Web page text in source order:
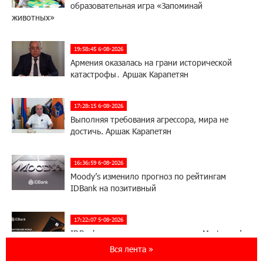
образовательная игра «Запоминай
животных»
19:58:45 6-08-2026
Армения оказалась на грани исторической
катастрофы․ Аршак Карапетян
17:28:15 6-08-2026
Выполняя требования агрессора, мира не
достичь. Аршак Карапетян
16:36:59 6-08-2026
Moody’s изменило прогноз по рейтингам
IDBank на позитивный
17:22:07 5-08-2026
IDBank представляет новую карту Mastercard
World с преимуществами для путешествий и
Вся лента »